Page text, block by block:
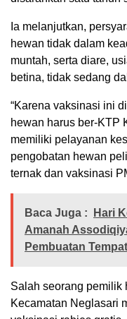
Ia melanjutkan,
hewan tidak dalam
muntah, serta diare,
betina, tidak sedang
“Karena vaksinasi ini
hewan harus ber-KTP
memiliki pelayanan
pengobatan hewan
ternak dan vaksinasi
Baca Juga :
Hari
Amanah
Pembuatan
Salah seorang pemilik
Kecamatan Neglasari